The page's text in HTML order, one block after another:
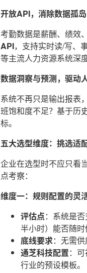
开放API，消除数据孤岛
考勤数据是薪酬、绩效
API，支持实时读/写、
等主流人力资源系统深
数据洞察与预测，驱动
系统不再只是输出报表
班饱和度不足？基于历
标。
五大选型维度：挑选适
企业在选型时不应只看
点考察：
维度一：规则配置的灵
评估点：系统是
半小时）能否随时
底线要求：无需
通芝科技配置：
行业的预设模板。